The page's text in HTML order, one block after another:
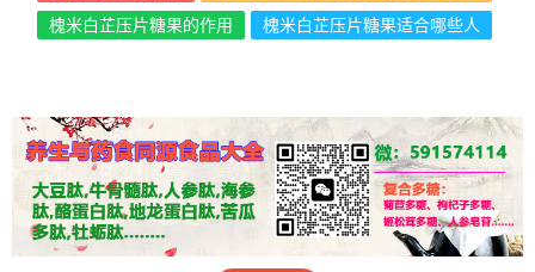
槐米白芷压片糖果的作用
槐米白芷压片糖果适合哪些人